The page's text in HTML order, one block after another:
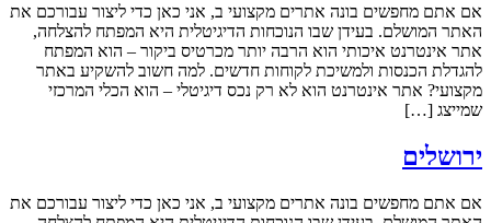
אם אתם מחפשים בונה אתרים מקצועי ב, אני כאן כדי ליצור עבורכם את
האתר המושלם. בעידן שבו הנוכחות הדיגיטלית היא המפתח להצלחה,
אתר אינטרנט איכותי הוא הרבה יותר מכרטיס ביקור – הוא המפתח
להגדלת הכנסות ולמשיכת לקוחות חדשים. למה חשוב להשקיע באתר
מקצועי? אתר אינטרנט הוא לא רק נכס דיגיטלי – הוא הכלי המרכזי
שמייצג […]
ירושלים
אם אתם מחפשים בונה אתרים מקצועי ב, אני כאן כדי ליצור עבורכם את